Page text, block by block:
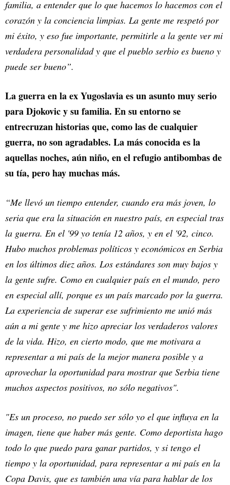
familia, a entender que lo que hacemos lo hacemos con el
corazón y la conciencia limpias. La gente me respetó por
mi éxito, y eso fue importante, permitirle a la gente ver mi
verdadera personalidad y que el pueblo serbio es bueno y
puede ser bueno”.
La guerra en la ex Yugoslavia es un asunto muy serio
para Djokovic y su familia. En su entorno se
entrecruzan historias que, como las de cualquier
guerra, no son agradables. La más conocida es la
aquellas noches, aún niño, en el refugio antibombas de
su tía, pero hay muchas más.
“Me llevó un tiempo entender, cuando era más joven, lo
seria que era la situación en nuestro país, en especial tras
la guerra. En el '99 yo tenía 12 años, y en el '92, cinco.
Hubo muchos problemas políticos y económicos en Serbia
en los últimos diez años. Los estándares son muy bajos y
la gente sufre. Como en cualquier país en el mundo, pero
en especial allí, porque es un país marcado por la guerra.
La experiencia de superar ese sufrimiento me unió más
aún a mi gente y me hizo apreciar los verdaderos valores
de la vida. Hizo, en cierto modo, que me motivara a
representar a mi país de la mejor manera posible y a
aprovechar la oportunidad para mostrar que Serbia tiene
muchos aspectos positivos, no sólo negativos".
"Es un proceso, no puedo ser sólo yo el que influya en la
imagen, tiene que haber más gente. Como deportista hago
todo lo que puedo para ganar partidos, y si tengo el
tiempo y la oportunidad, para representar a mi país en la
Copa Davis, que es también una vía para hablar de los